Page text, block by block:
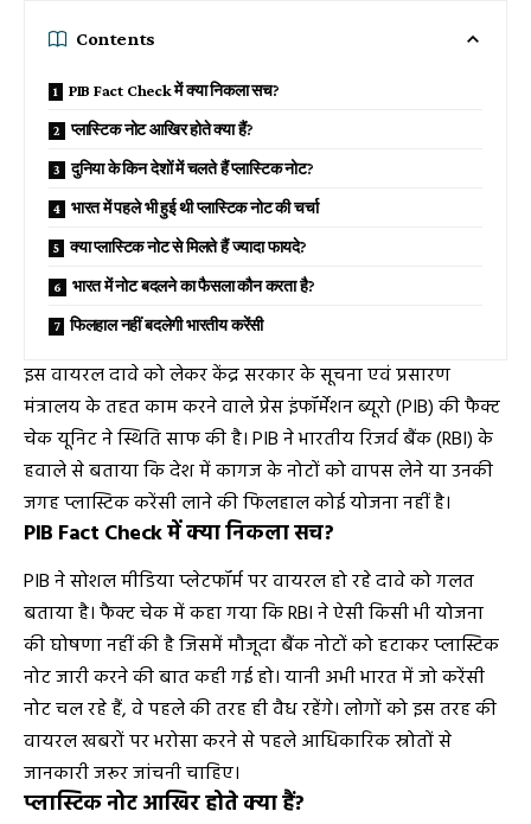
Contents
PIB Fact Check में क्या निकला सच?
प्लास्टिक नोट आखिर होते क्या हैं?
दुनिया के किन देशों में चलते हैं प्लास्टिक नोट?
भारत में पहले भी हुई थी प्लास्टिक नोट की चर्चा
क्या प्लास्टिक नोट से मिलते हैं ज्यादा फायदे?
भारत में नोट बदलने का फैसला कौन करता है?
फिलहाल नहीं बदलेगी भारतीय करेंसी
इस वायरल दावे को लेकर केंद्र सरकार के सूचना एवं प्रसारण
मंत्रालय के तहत काम करने वाले प्रेस इंफॉर्मेशन ब्यूरो (PIB) की फैक्ट
चेक यूनिट ने स्थिति साफ की है। PIB ने भारतीय रिजर्व बैंक (RBI) के
हवाले से बताया कि देश में कागज के नोटों को वापस लेने या उनकी
जगह प्लास्टिक करेंसी लाने की फिलहाल कोई योजना नहीं है।
PIB Fact Check में क्या निकला सच?
PIB ने सोशल मीडिया प्लेटफॉर्म पर वायरल हो रहे दावे को गलत
बताया है। फैक्ट चेक में कहा गया कि RBI ने ऐसी किसी भी योजना
की घोषणा नहीं की है जिसमें मौजूदा बैंक नोटों को हटाकर प्लास्टिक
नोट जारी करने की बात कही गई हो। यानी अभी भारत में जो करेंसी
नोट चल रहे हैं, वे पहले की तरह ही वैध रहेंगे। लोगों को इस तरह की
वायरल खबरों पर भरोसा करने से पहले आधिकारिक स्रोतों से
जानकारी जरूर जांचनी चाहिए।
प्लास्टिक नोट आखिर होते क्या हैं?